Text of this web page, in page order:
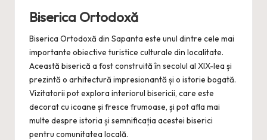
Biserica Ortodoxă
Biserica Ortodoxă din Sapanta este unul dintre cele mai
importante obiective turistice culturale din localitate.
Această biserică a fost construită în secolul al XIX-lea și
prezintă o arhitectură impresionantă și o istorie bogată.
Vizitatorii pot explora interiorul bisericii, care este
decorat cu icoane și fresce frumoase, și pot afla mai
multe despre istoria și semnificația acestei biserici
pentru comunitatea locală.